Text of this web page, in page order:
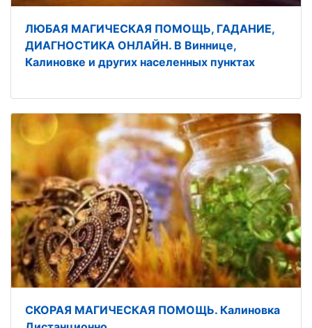
ЛЮБАЯ МАГИЧЕСКАЯ ПОМОЩЬ, ГАДАНИЕ,
ДИАГНОСТИКА ОНЛАЙН. В Виннице,
Калиновке и других населенных пунктах
СКОРАЯ МАГИЧЕСКАЯ ПОМОЩЬ. Калиновка